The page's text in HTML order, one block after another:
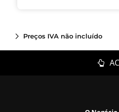
Preços IVA não incluído